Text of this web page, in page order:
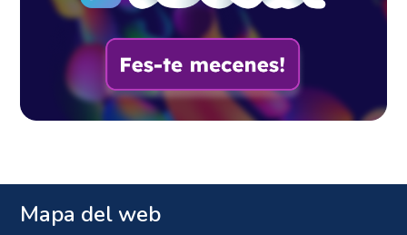
Mapa del web